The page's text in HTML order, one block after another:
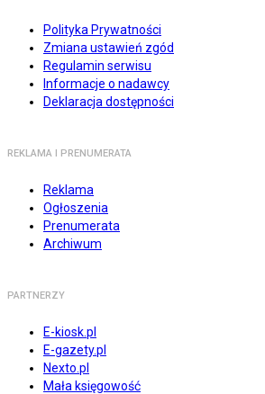
Polityka Prywatności
Zmiana ustawień zgód
Regulamin serwisu
Informacje o nadawcy
Deklaracja dostępności
REKLAMA I PRENUMERATA
Reklama
Ogłoszenia
Prenumerata
Archiwum
PARTNERZY
E-kiosk.pl
E-gazety.pl
Nexto.pl
Mała księgowość